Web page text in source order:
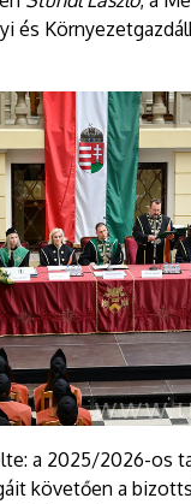
és
a 2025/2026-os
követően a